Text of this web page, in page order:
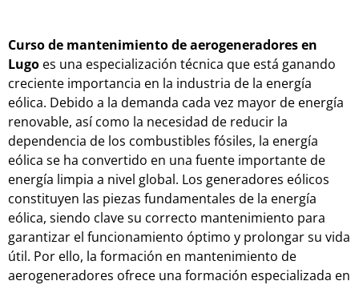
Curso de mantenimiento de aerogeneradores en
Lugo es una especialización técnica que está ganando
creciente importancia en la industria de la energía
eólica. Debido a la demanda cada vez mayor de energía
renovable, así como la necesidad de reducir la
dependencia de los combustibles fósiles, la energía
eólica se ha convertido en una fuente importante de
energía limpia a nivel global. Los generadores eólicos
constituyen las piezas fundamentales de la energía
eólica, siendo clave su correcto mantenimiento para
garantizar el funcionamiento óptimo y prolongar su vida
útil. Por ello, la formación en mantenimiento de
aerogeneradores ofrece una formación especializada en